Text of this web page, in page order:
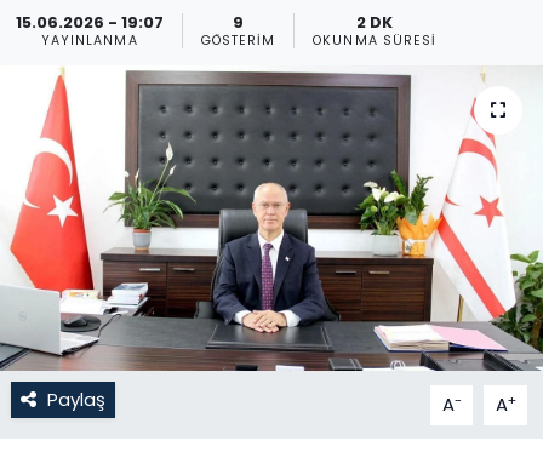
15.06.2026 - 19:07
YAYINLANMA
9
GÖSTERIM
2 DK
OKUNMA SÜRESI
Paylaş A- A+
KKTC YEREL SEÇİM 2018
Kültür Sanat
Magazin
Moda
Nöbetçi Eczaneler
Otomobil Dünyası
Politika